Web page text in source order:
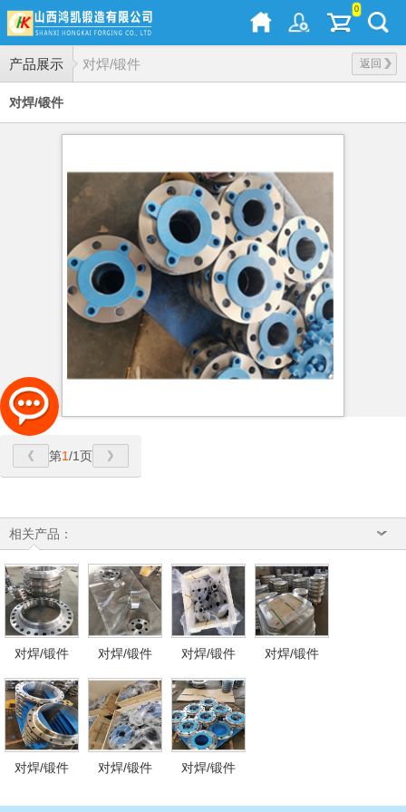
0
产品展示 返回
对焊/锻件
对焊/锻件
第1/1页
相关产品：
对焊/锻件 对焊/锻件 对焊/锻件 对焊/锻件
对焊/锻件 对焊/锻件 对焊/锻件